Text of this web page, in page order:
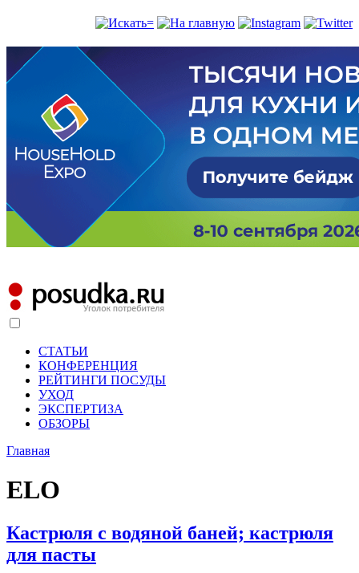
СТАТЬИ
КОНФЕРЕНЦИЯ
РЕЙТИНГИ ПОСУДЫ
УХОД
ЭКСПЕРТИЗА
ОБЗОРЫ
Главная
ELO
Кастрюля с водяной баней; кастрюля
для пасты